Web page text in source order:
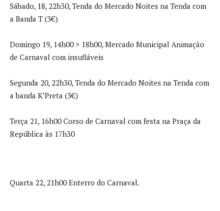
Sábado, 18, 22h30, Tenda do Mercado Noites na Tenda com
a Banda T (3€)
Domingo 19, 14h00 > 18h00, Mercado Municipal Animação
de Carnaval com insufláveis
Segunda 20, 22h30, Tenda do Mercado Noites na Tenda com
a banda K’Preta (3€)
Terça 21, 16h00 Corso de Carnaval com festa na Praça da
República às 17h30
Quarta 22, 21h00 Enterro do Carnaval.